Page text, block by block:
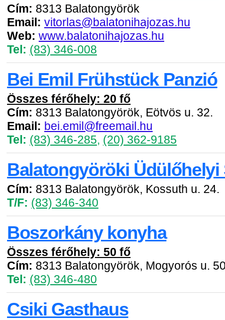
Cím: 8313 Balatongyörök
Email: vitorlas@balatonihajozas.hu
Web: www.balatonihajozas.hu
Tel: (83) 346-008
Bei Emil Frühstück Panzió
Összes férőhely: 20 fő
Cím: 8313 Balatongyörök, Eötvös u. 32.
Email: bei.emil@freemail.hu
Tel: (83) 346-285, (20) 362-9185
Balatongyöröki Üdülőhelyi
Cím: 8313 Balatongyörök, Kossuth u. 24.
T/F: (83) 346-340
Boszorkány konyha
Összes férőhely: 50 fő
Cím: 8313 Balatongyörök, Mogyorós u.
Tel: (83) 346-480
Csiki Gasthaus